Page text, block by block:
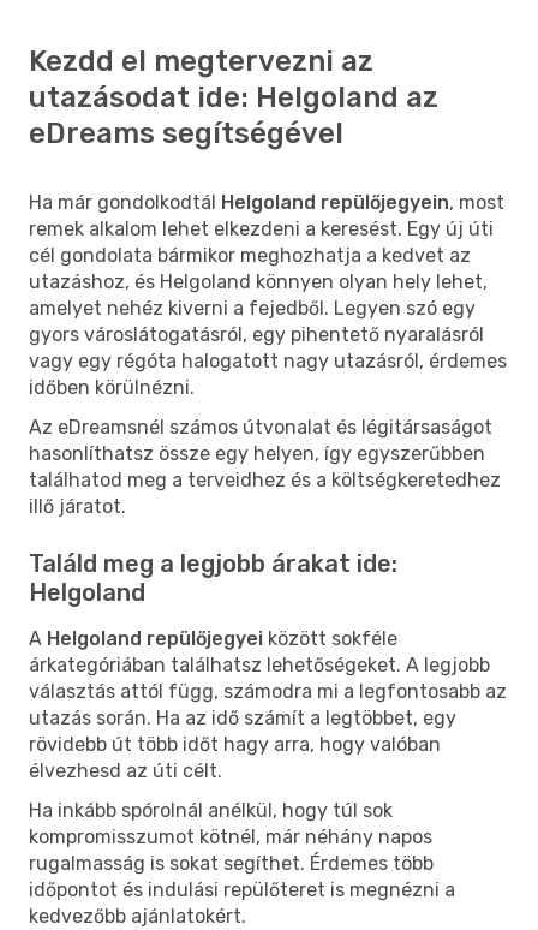
Kezdd el megtervezni az
utazásodat ide: Helgoland az
eDreams segítségével
Ha már gondolkodtál Helgoland repülőjegyein, most
remek alkalom lehet elkezdeni a keresést. Egy új úti
cél gondolata bármikor meghozhatja a kedvet az
utazáshoz, és Helgoland könnyen olyan hely lehet,
amelyet nehéz kiverni a fejedből. Legyen szó egy
gyors városlátogatásról, egy pihentető nyaralásról
vagy egy régóta halogatott nagy utazásról, érdemes
időben körülnézni.
Az eDreamsnél számos útvonalat és légitársaságot
hasonlíthatsz össze egy helyen, így egyszerűbben
találhatod meg a terveidhez és a költségkeretedhez
illő járatot.
Találd meg a legjobb árakat ide:
Helgoland
A Helgoland repülőjegyei között sokféle
árkategóriában találhatsz lehetőségeket. A legjobb
választás attól függ, számodra mi a legfontosabb az
utazás során. Ha az idő számít a legtöbbet, egy
rövidebb út több időt hagy arra, hogy valóban
élvezhesd az úti célt.
Ha inkább spórolnál anélkül, hogy túl sok
kompromisszumot kötnél, már néhány napos
rugalmasság is sokat segíthet. Érdemes több
időpontot és indulási repülőteret is megnézni a
kedvezőbb ajánlatokért.